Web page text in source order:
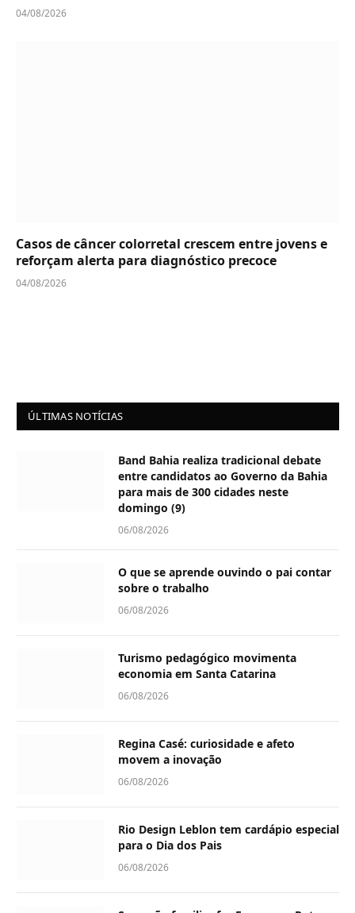
04/08/2026
Casos de câncer colorretal crescem entre jovens e
reforçam alerta para diagnóstico precoce
04/08/2026
ÚLTIMAS NOTÍCIAS
Band Bahia realiza tradicional debate
entre candidatos ao Governo da Bahia
para mais de 300 cidades neste
domingo (9)
06/08/2026
O que se aprende ouvindo o pai contar
sobre o trabalho
06/08/2026
Turismo pedagógico movimenta
economia em Santa Catarina
06/08/2026
Regina Casé: curiosidade e afeto
movem a inovação
06/08/2026
Rio Design Leblon tem cardápio especial
para o Dia dos Pais
06/08/2026